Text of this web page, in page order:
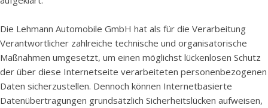
Die Lehmann Automobile GmbH hat als für die Verarbeitung
Verantwortlicher zahlreiche technische und organisatorische
Maßnahmen umgesetzt, um einen möglichst lückenlosen Schutz
der über diese Internetseite verarbeiteten personenbezogenen
Daten sicherzustellen. Dennoch können Internetbasierte
Datenübertragungen grundsätzlich Sicherheitslücken aufweisen,